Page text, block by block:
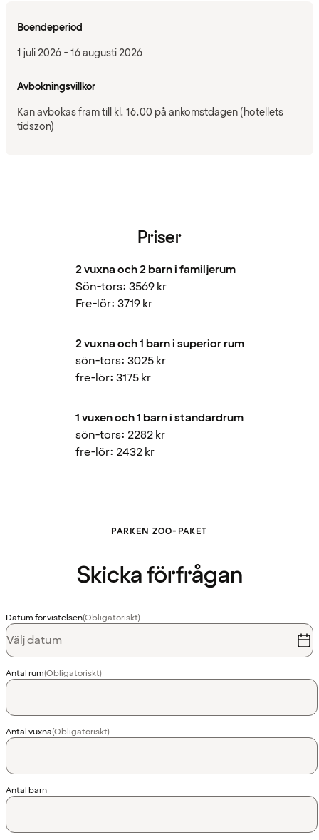
Boendeperiod
1 juli 2026 - 16 augusti 2026
Avbokningsvillkor
Kan avbokas fram till kl. 16.00 på ankomstdagen (hotellets
tidszon)
Priser
2 vuxna och 2 barn i familjerum
Sön-tors: 3569 kr
Fre-lör: 3719 kr
2 vuxna och 1 barn i superior rum
sön-tors: 3025 kr
fre-lör: 3175 kr
1 vuxen och 1 barn i standardrum
sön-tors: 2282 kr
fre-lör: 2432 kr
PARKEN ZOO-PAKET
Skicka förfrågan
Datum för vistelsen(Obligatoriskt)
Välj datum
Antal rum(Obligatoriskt)
Antal vuxna(Obligatoriskt)
Antal barn